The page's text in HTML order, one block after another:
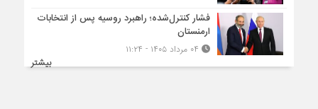
فشار کنترل‌شده؛ راهبرد روسیه پس از انتخابات
ارمنستان
بیشتر